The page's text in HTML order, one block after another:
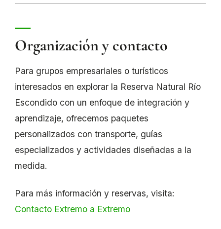
Organización y contacto
Para grupos empresariales o turísticos
interesados en explorar la Reserva Natural Río
Escondido con un enfoque de integración y
aprendizaje, ofrecemos paquetes
personalizados con transporte, guías
especializados y actividades diseñadas a la
medida.
Para más información y reservas, visita:
Contacto Extremo a Extremo